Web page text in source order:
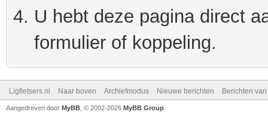
U hebt deze pagina direct
formulier of koppeling.
Ligfietsers.nl Naar boven Archiefmodus Nieuwe berichten Berichten
Aangedreven door MyBB , © 2002-2026 MyBB Group